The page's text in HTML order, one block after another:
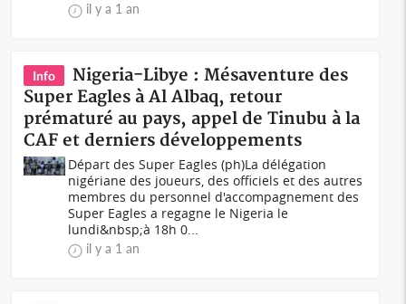
il y a 1 an
Info
Nigeria-Libye : Mésaventure des
Super Eagles à Al Albaq, retour
prématuré au pays, appel de Tinubu à la
CAF et derniers développements
Départ des Super Eagles (ph)La délégation
nigériane des joueurs, des officiels et des autres
membres du personnel d'accompagnement des
Super Eagles a regagne le Nigeria le
lundi&nbsp;à 18h 0...
il y a 1 an